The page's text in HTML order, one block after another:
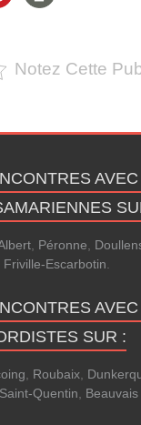
Notez Cette
, Péronne,
Friville-Escarbotin.
SUR :
, Roubaix,
Saint-Quentin, Beauvais